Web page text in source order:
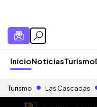
InicioNoticiasTurismo
Turismo Las Cascadas